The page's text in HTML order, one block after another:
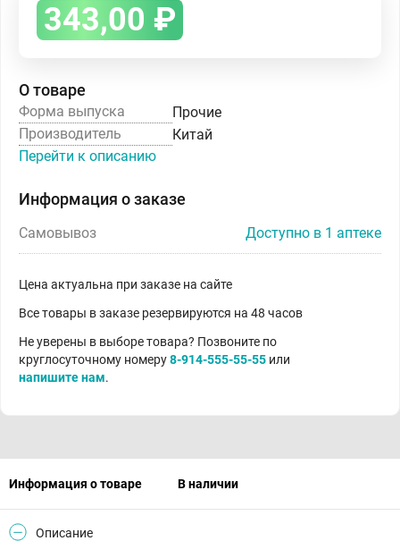
343,00 ₽
О товаре
Форма выпуска
Прочие
Производитель
Китай
Перейти к описанию
Информация о заказе
Самовывоз Доступно в 1 аптеке
Цена актуальна при заказе на сайте
Все товары в заказе резервируются на 48 часов
Не уверены в выборе товара? Позвоните по
круглосуточному номеру8-914-555-55-55 или
напишите нам.
Информация о товаре В наличии
Описание